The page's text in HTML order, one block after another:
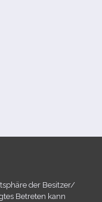
der Besitzer/​
Betreten kann